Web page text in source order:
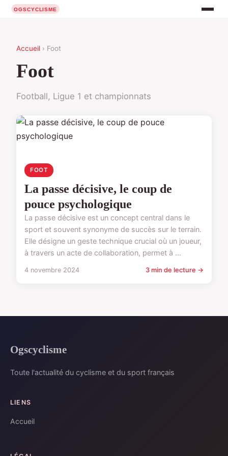
Accueil › Foot
Foot
Football, Ligue 1 et championnats
FOOT
La passe décisive, le coup de
pouce psychologique
La passe décisive est un concept central dans le
sport et souvent synonyme de succès sur le terrain.
Elle désigne un geste technique crucial où un joueur,
à travers un acte de collaboration, permet à ...
4 novembre 2024 3 min de lecture →
Ogscyclisme
Toute l'actualité du cyclisme et du sport français
LIENS
Accueil